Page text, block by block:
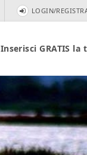
LOGIN/
Inserisci GRATIS